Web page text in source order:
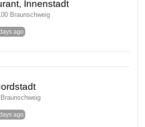
Innenstadt
Braunschweig
ago
ago